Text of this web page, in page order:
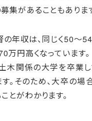
集があることもありま
年収は、同じく50〜
万円高くなっています。
土木関係の大学を卒業
。そのため、大卒の
とがわかります。